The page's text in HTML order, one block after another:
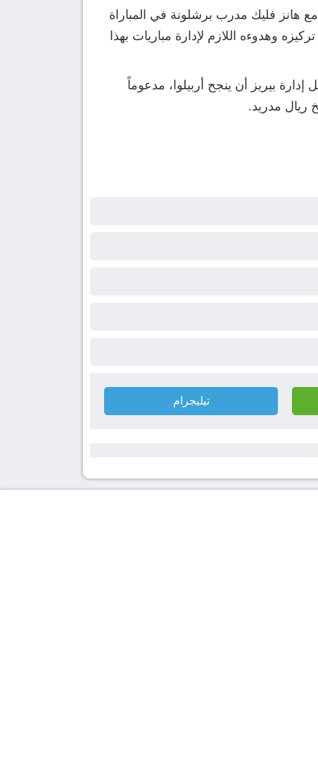
هانز فليك مدرب برشلونة في المباراة
وهدوءه اللازم لإدارة مباريات بهذا
بيريز أن ينجح أربيلوا، مدعوماً
ريال مدريد.
تيليجرام